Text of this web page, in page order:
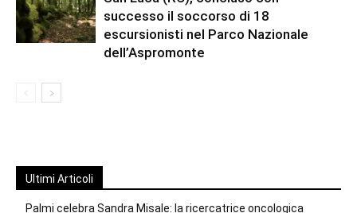
successo il soccorso di 18
escursionisti nel Parco Nazionale
dell’Aspromonte
Ultimi Articoli
Palmi celebra Sandra Misale: la ricercatrice oncologica